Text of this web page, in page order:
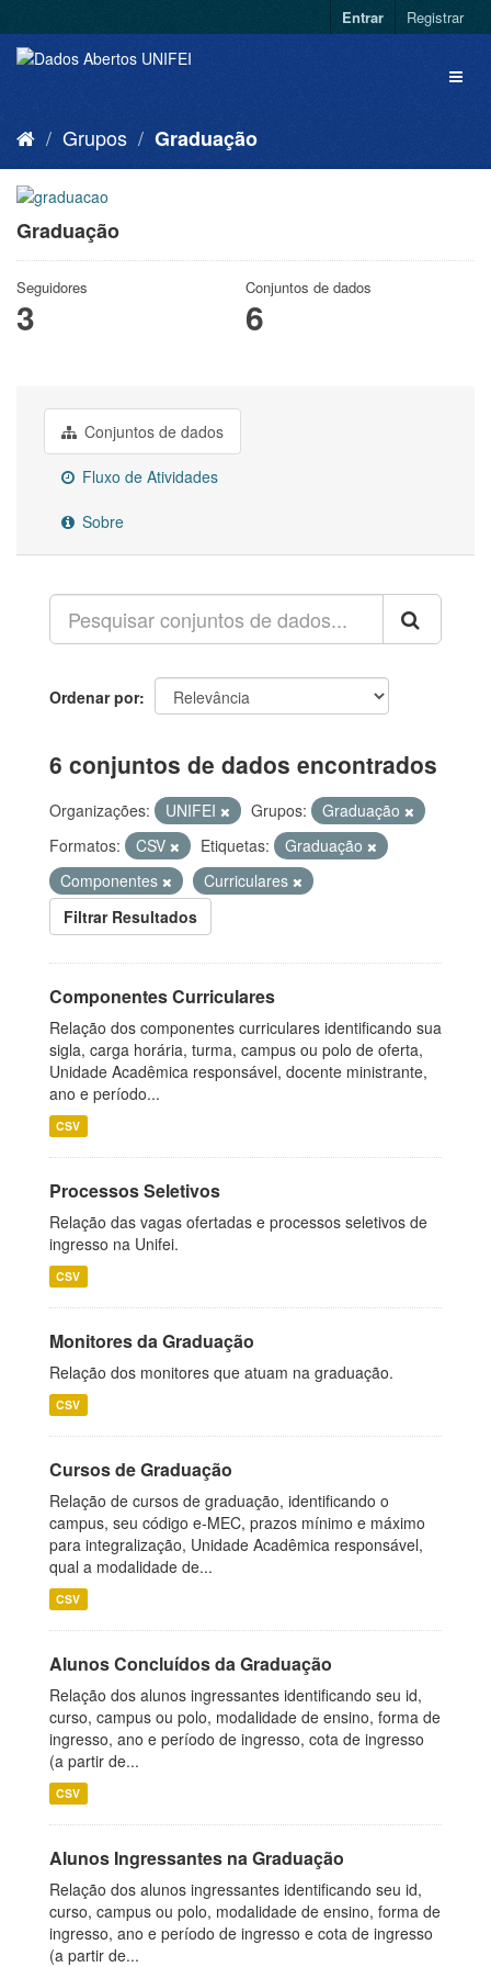
Entrar Registrar
Grupos Graduação
Graduação
Seguidores
3
Conjuntos de dados
6
Conjuntos de dados
Fluxo de Atividades
Sobre
Ordenar por
6 conjuntos de dados encontrados
Organizações: UNIFEI Grupos:
Graduação
Formatos:
CSV Etiquetas:
Graduação
Componentes
Curriculares
Filtrar Resultados
Componentes Curriculares
Relação dos componentes curriculares identificando sua
sigla, carga horária, turma, campus ou polo de oferta,
Unidade Acadêmica responsável, docente ministrante,
ano e período...
CSV
Processos Seletivos
Relação das vagas ofertadas e processos seletivos de
ingresso na Unifei.
CSV
Monitores da Graduação
Relação dos monitores que atuam na graduação.
CSV
Cursos de Graduação
Relação de cursos de graduação, identificando o
campus, seu código e-MEC, prazos mínimo e máximo
para integralização, Unidade Acadêmica responsável,
qual a modalidade de...
CSV
Alunos Concluídos da Graduação
Relação dos alunos ingressantes identificando seu id,
curso, campus ou polo, modalidade de ensino, forma de
ingresso, ano e período de ingresso, cota de ingresso
(a partir de...
CSV
Alunos Ingressantes na Graduação
Relação dos alunos ingressantes identificando seu id,
curso, campus ou polo, modalidade de ensino, forma de
ingresso, ano e período de ingresso e cota de ingresso
(a partir de...